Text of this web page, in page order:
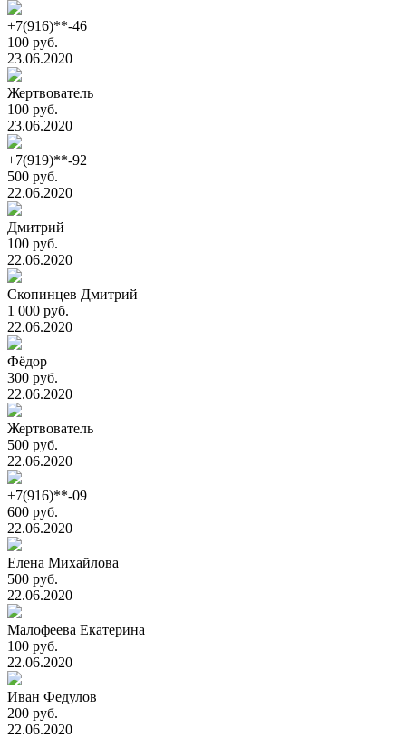
+7(916)**-46
100 руб.
23.06.2020
Жертвователь
100 руб.
23.06.2020
+7(919)**-92
500 руб.
22.06.2020
Дмитрий
100 руб.
22.06.2020
Скопинцев Дмитрий
1 000 руб.
22.06.2020
Фёдор
300 руб.
22.06.2020
Жертвователь
500 руб.
22.06.2020
+7(916)**-09
600 руб.
22.06.2020
Елена Михайлова
500 руб.
22.06.2020
Малофеева Екатерина
100 руб.
22.06.2020
Иван Федулов
200 руб.
22.06.2020